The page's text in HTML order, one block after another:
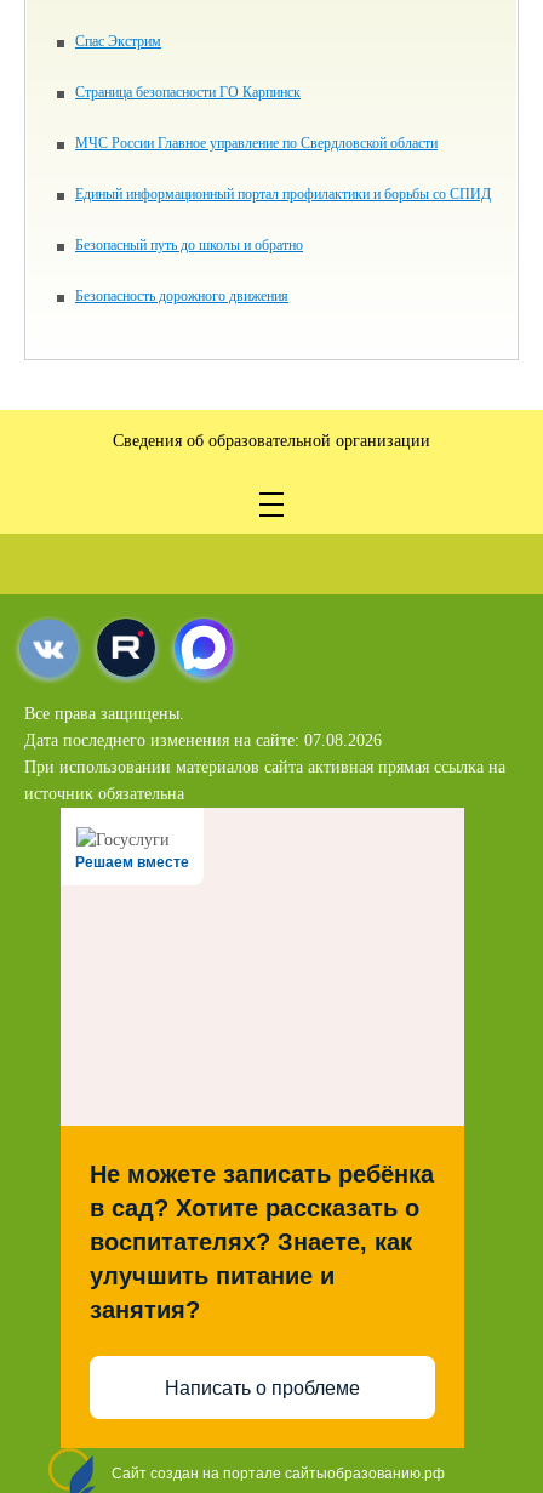
Спас Экстрим
Страница безопасности ГО Карпинск
МЧС России Главное управление по Свердловской области
Единый информационный портал профилактики и борьбы со СПИД
Безопасный путь до школы и обратно
Безопасность дорожного движения
Сведения об образовательной организации
Все права защищены.
Дата последнего изменения на сайте: 07.08.2026
При использовании материалов сайта активная прямая ссылка на
источник обязательна
Решаем вместе
Не можете записать ребёнка
в сад? Хотите рассказать о
воспитателях? Знаете, как
улучшить питание и
занятия?
Написать о проблеме
Сайт создан на портале сайтыобразованию.рф